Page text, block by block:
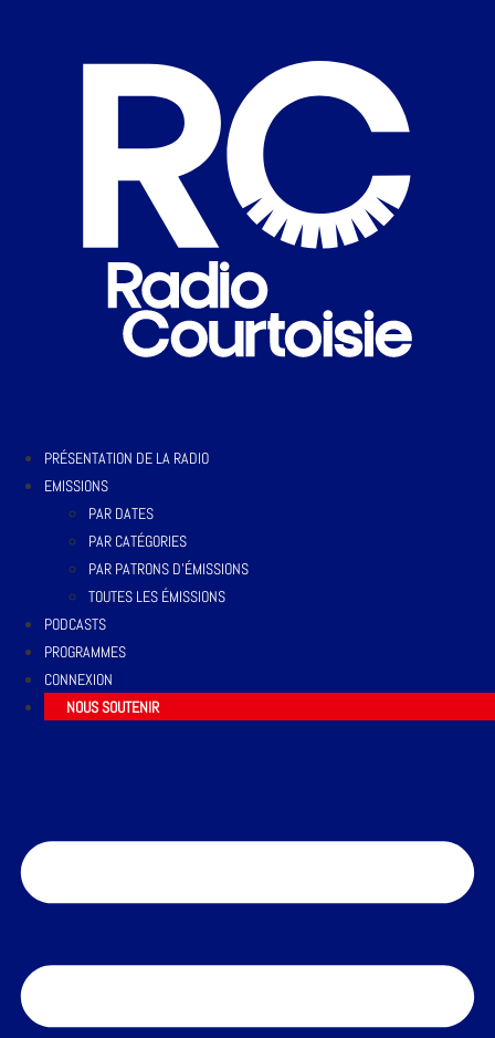
PRÉSENTATION DE LA RADIO
EMISSIONS
PAR DATES
PAR CATÉGORIES
PAR PATRONS D’ÉMISSIONS
TOUTES LES ÉMISSIONS
PODCASTS
PROGRAMMES
CONNEXION
NOUS SOUTENIR